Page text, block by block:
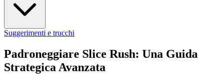
Suggerimenti e trucchi
Padroneggiare Slice Rush: Una Guida
Strategica Avanzata